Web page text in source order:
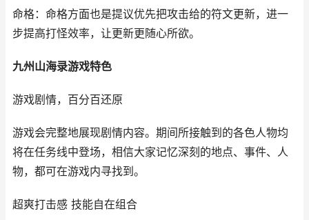
命格：命格方面也是提议优先把攻击给的符文更新，进一
步提高打怪效率，让更新更随心所欲。
九州山海录游戏特色
游戏剧情，百分百还原
游戏会完整地展现剧情内容。期间所接触到的各色人物均
将在任务线中登场，相信大家记忆深刻的地点、事件、人
物，都可在游戏内寻找到。
超爽打击感 技能自在组合